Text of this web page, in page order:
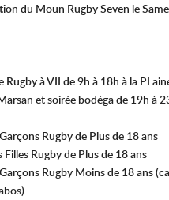
du Moun Rugby Seven le
Rugby à VII de 9h à 18h à la
et soirée bodéga de 19h à
Rugby de Plus de 18 ans
Filles Rugby de Plus de 18 ans
Rugby Moins de 18 ans